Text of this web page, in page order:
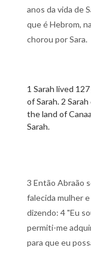
anos da vida de
que é Hebrom,
chorou por Sara.
1 Sarah lived
of Sarah. 2
the land of
Sarah.
3 Então Abraão
falecida mulher
dizendo: 4 "Eu
permiti-me
para que eu